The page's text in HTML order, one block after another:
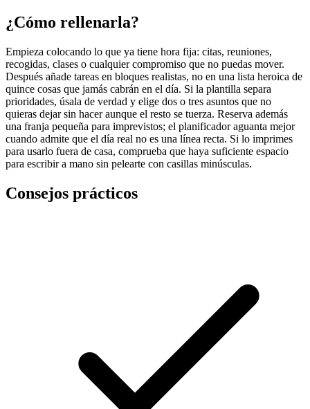
¿Cómo rellenarla?
Empieza colocando lo que ya tiene hora fija: citas, reuniones,
recogidas, clases o cualquier compromiso que no puedas mover.
Después añade tareas en bloques realistas, no en una lista heroica de
quince cosas que jamás cabrán en el día. Si la plantilla separa
prioridades, úsala de verdad y elige dos o tres asuntos que no
quieras dejar sin hacer aunque el resto se tuerza. Reserva además
una franja pequeña para imprevistos; el planificador aguanta mejor
cuando admite que el día real no es una línea recta. Si lo imprimes
para usarlo fuera de casa, comprueba que haya suficiente espacio
para escribir a mano sin pelearte con casillas minúsculas.
Consejos prácticos